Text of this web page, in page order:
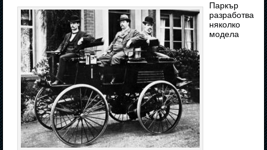
Паркър
разработва
няколко
модела